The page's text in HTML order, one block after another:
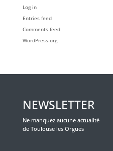
Log in
Entries feed
Comments feed
WordPress.org
NEWSLETTER
Ne manquez aucune actualité
de Toulouse les Orgues